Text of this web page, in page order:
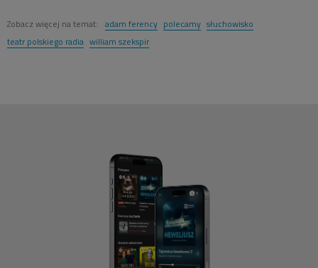
Zobacz więcej na temat: adam ferency polecamy słuchowisko
teatr polskiego radia william szekspir